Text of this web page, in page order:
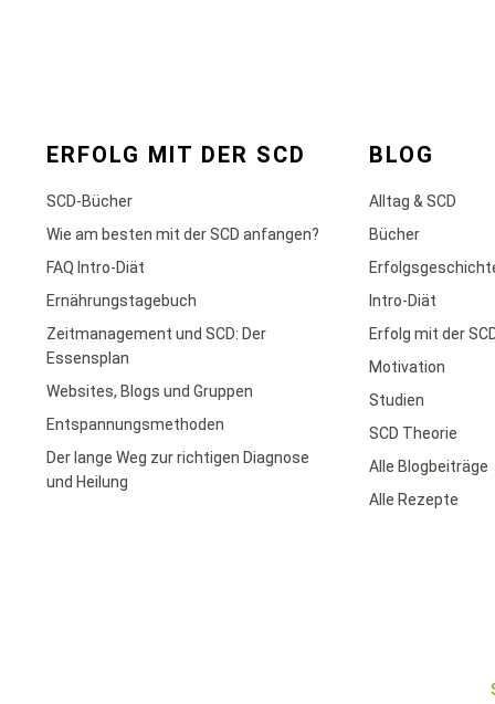
ERFOLG MIT DER SCD
SCD-Bücher
Wie am besten mit der SCD anfangen?
FAQ Intro-Diät
Ernährungstagebuch
Zeitmanagement und SCD: Der
Essensplan
Websites, Blogs und Gruppen
Entspannungsmethoden
Der lange Weg zur richtigen Diagnose
und Heilung
BLOG
Alltag & SCD
Bücher
Intro-Diät
Erfolg mit der
Motivation
Studien
SCD Theorie
Alle Blogbeiträge
Alle Rezepte